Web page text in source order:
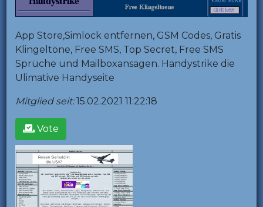
App Store,Simlock entfernen, GSM Codes, Gratis
Klingeltöne, Free SMS, Top Secret, Free SMS
Sprüche und Mailboxansagen. Handystrike die
Ulimative Handyseite
Mitglied seit:15.02.2021 11:22:18
Vote